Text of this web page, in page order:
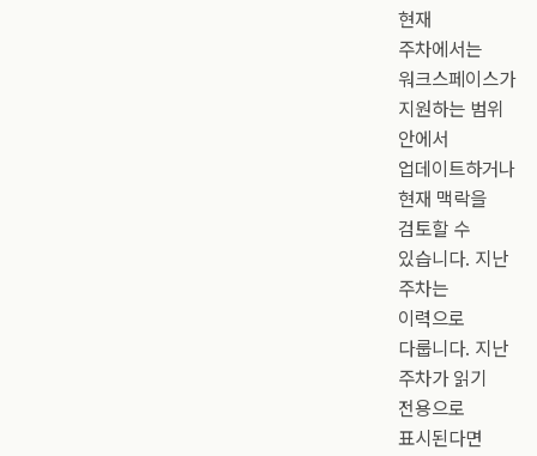
현재
주차에서는
워크스페이스가
지원하는 범위
안에서
업데이트하거나
현재 맥락을
검토할 수
있습니다. 지난
주차는
이력으로
다룹니다. 지난
주차가 읽기
전용으로
표시된다면